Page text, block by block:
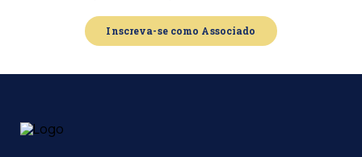
Inscreva-se como Associado